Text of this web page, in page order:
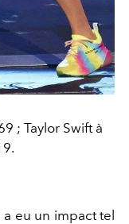
; Taylor Swift à
a eu un impact tel